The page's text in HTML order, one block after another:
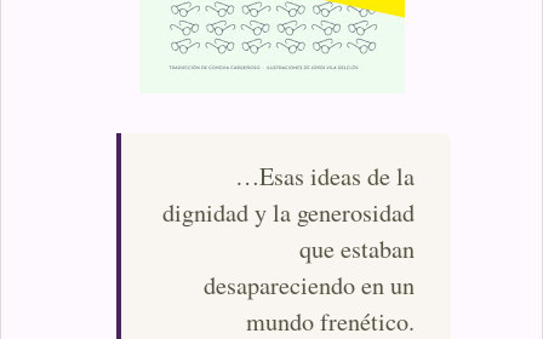
…Esas ideas de la
dignidad y la generosidad
que estaban
desapareciendo en un
mundo frenético.